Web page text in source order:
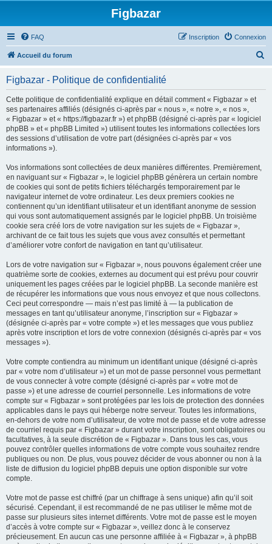
Figbazar
FAQ Connexion
Inscription
Accueil du forum
Figbazar - Politique de confidentialité
Cette politique de confidentialité explique en détail comment « Figbazar » et
ses partenaires affiliés (désignés ci-après par « nous », « notre », « nos »,
« Figbazar » et « https://figbazar.fr ») et phpBB (désigné ci-après par « logiciel
phpBB » et « phpBB Limited ») utilisent toutes les informations collectées lors
des sessions d’utilisation de votre part (désignées ci-après par « vos
informations »).
Vos informations sont collectées de deux manières différentes. Premièrement,
en naviguant sur « Figbazar », le logiciel phpBB génèrera un certain nombre
de cookies qui sont de petits fichiers téléchargés temporairement par le
navigateur internet de votre ordinateur. Les deux premiers cookies ne
contiennent qu’un identifiant utilisateur et un identifiant anonyme de session
qui vous sont automatiquement assignés par le logiciel phpBB. Un troisième
cookie sera créé lors de votre navigation sur les sujets de « Figbazar »,
archivant de ce fait tous les sujets que vous avez consultés et permettant
d’améliorer votre confort de navigation en tant qu’utilisateur.
Lors de votre navigation sur « Figbazar », nous pouvons également créer une
quatrième sorte de cookies, externes au document qui est prévu pour couvrir
uniquement les pages créées par le logiciel phpBB. La seconde manière est
de récupérer les informations que vous nous envoyez et que nous collectons.
Ceci peut correspondre — mais n’est pas limité à — la publication de
messages en tant qu’utilisateur anonyme, l’inscription sur « Figbazar »
(désignée ci-après par « votre compte ») et les messages que vous publiez
après votre inscription et lors de votre connexion (désignés ci-après par « vos
messages »).
Votre compte contiendra au minimum un identifiant unique (désigné ci-après
par « votre nom d’utilisateur ») et un mot de passe personnel vous permettant
de vous connecter à votre compte (désigné ci-après par « votre mot de
passe ») et une adresse de courriel personnelle. Les informations de votre
compte sur « Figbazar » sont protégées par les lois de protection des données
applicables dans le pays qui héberge notre serveur. Toutes les informations,
en-dehors de votre nom d’utilisateur, de votre mot de passe et de votre adresse
de courriel requis par « Figbazar » durant votre inscription, sont obligatoires ou
facultatives, à la seule discrétion de « Figbazar ». Dans tous les cas, vous
pouvez contrôler quelles informations de votre compte vous souhaitez rendre
publiques ou non. De plus, vous pouvez décider de vous abonner ou non à la
liste de diffusion du logiciel phpBB depuis une option disponible sur votre
compte.
Votre mot de passe est chiffré (par un chiffrage à sens unique) afin qu’il soit
sécurisé. Cependant, il est recommandé de ne pas utiliser le même mot de
passe sur plusieurs sites internet différents. Votre mot de passe est le moyen
d’accès à votre compte sur « Figbazar », veillez donc à le conservez
précieusement. En aucun cas une personne affiliée à « Figbazar », à phpBB